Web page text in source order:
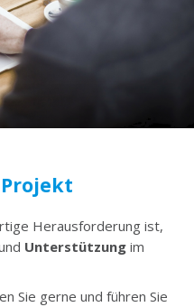
Herausforderung ist,
Unterstützung im
Sie gerne und führen Sie